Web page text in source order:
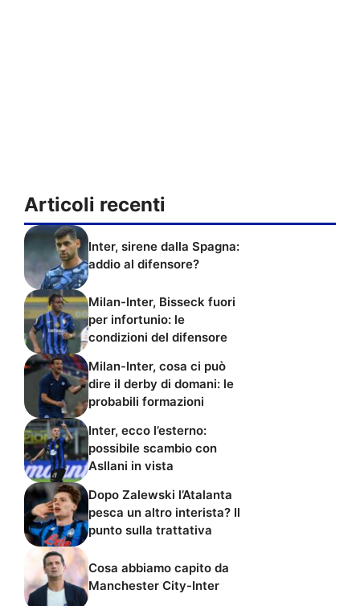
Articoli recenti
Inter, sirene dalla Spagna:
addio al difensore?
Milan-Inter, Bisseck fuori
per infortunio: le
condizioni del difensore
Milan-Inter, cosa ci può
dire il derby di domani: le
probabili formazioni
Inter, ecco l’esterno:
possibile scambio con
Asllani in vista
Dopo Zalewski l’Atalanta
pesca un altro interista? Il
punto sulla trattativa
Cosa abbiamo capito da
Manchester City-Inter